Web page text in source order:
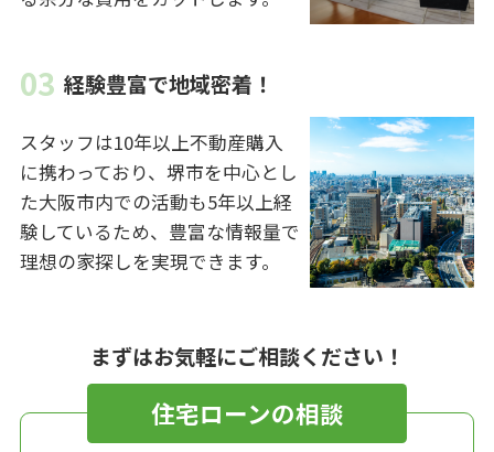
経験豊富で地域密着！
スタッフは10年以上不動産購入
に携わっており、堺市を中心とし
た大阪市内での活動も5年以上経
験しているため、豊富な情報量で
理想の家探しを実現できます。
まずはお気軽にご相談ください！
住宅ローンの相談